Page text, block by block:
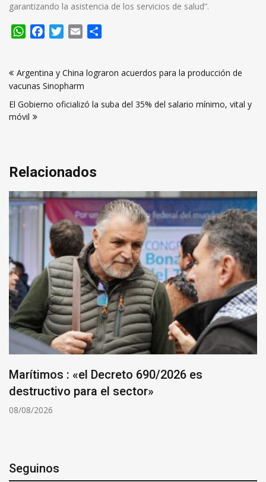
garantizando la asistencia de los servicios de salud”.
WhatsApp
FacebookTwitter
Email
de
entradas
Argentina y China lograron acuerdos para la producción de
vacunas Sinopharm
El Gobierno oficializó la suba del 35% del salario mínimo, vital y
móvil
Relacionados
Marítimos : «el Decreto 690/2026 es
destructivo para el sector»
08/08/2026
Seguinos